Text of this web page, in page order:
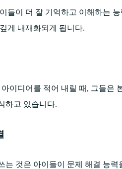
들이 더 잘 기억하고 이해하는
게 내재화되게 됩니다.
이디어를 적어 내릴 때, 그들은
하고 있습니다.
는 것은 아이들이 문제 해결 능